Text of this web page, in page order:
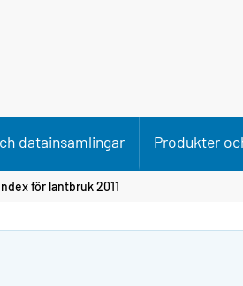
datainsamlingar Produkter
för lantbruk 2011